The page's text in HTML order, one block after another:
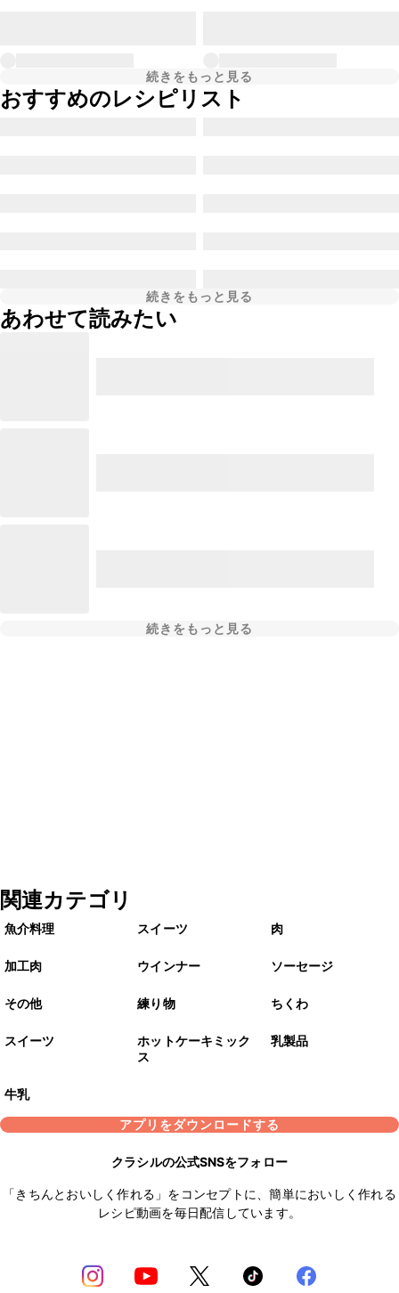
続きをもっと見る
おすすめのレシピリスト
続きをもっと見る
あわせて読みたい
続きをもっと見る
関連カテゴリ
魚介料理 スイーツ 肉
加工肉 ウインナー ソーセージ
その他 練り物 ちくわ
スイーツ
ホットケーキミック
ス
乳製品
牛乳
アプリをダウンロードする
クラシルの公式SNSをフォロー
「きちんとおいしく作れる」をコンセプトに、簡単においしく作れる
レシピ動画を毎日配信しています。